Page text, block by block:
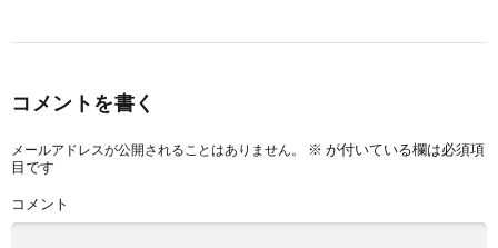
コメントを書く
メールアドレスが公開されることはありません。 ※ が付いている欄は必須項
目です
コメント